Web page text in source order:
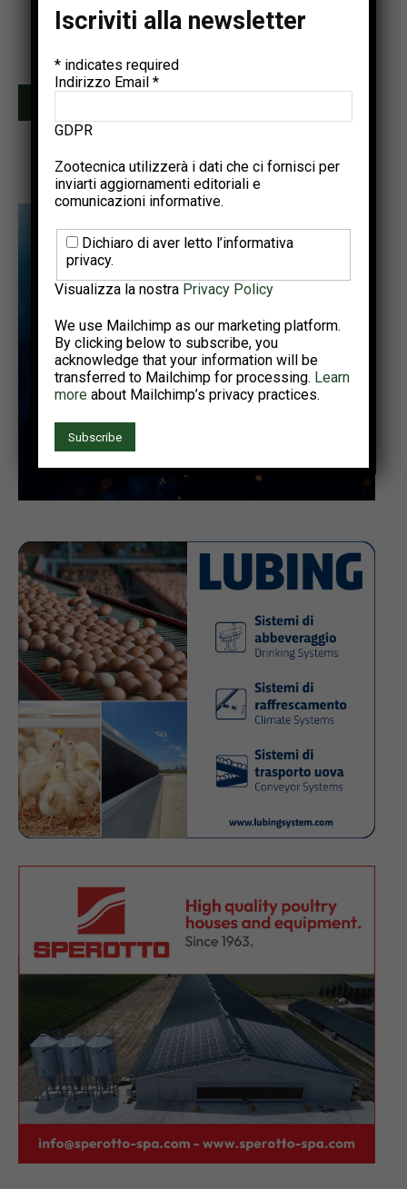
Ricevi una selezione dei contenuti più rilevanti del settore
Due invii al mese • Iscrizione gratuita
Iscriviti alla newsletter
* indicates required
Indirizzo Email *
GDPR
Zootecnica utilizzerà i dati che ci fornisci per
inviarti aggiornamenti editoriali e
comunicazioni informative.
Dichiaro di aver letto l’informativa
privacy.
Visualizza la nostra Privacy Policy
We use Mailchimp as our marketing platform.
By clicking below to subscribe, you
acknowledge that your information will be
transferred to Mailchimp for processing. Learn
more about Mailchimp’s privacy practices.